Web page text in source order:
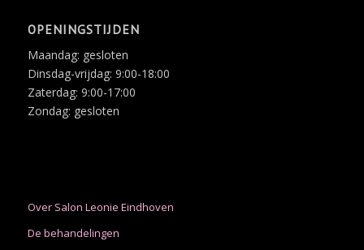
OPENINGSTIJDEN
Maandag: gesloten
Dinsdag-vrijdag: 9:00-18:00
Zaterdag: 9:00-17:00
Zondag: gesloten
Over Salon Leonie Eindhoven
De behandelingen